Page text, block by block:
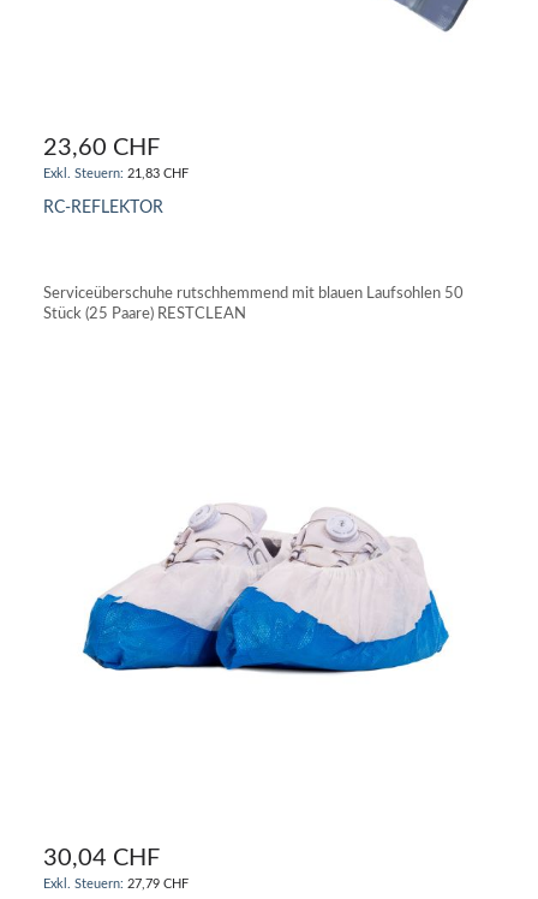
23,60 CHF
21,83 CHF
RC-REFLEKTOR
Serviceüberschuhe rutschhemmend mit blauen Laufsohlen 50
Stück (25 Paare) RESTCLEAN
30,04 CHF
27,79 CHF